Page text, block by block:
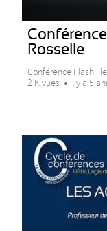
Rosselle
Conférence Flash :
2 K vues
Il y a 5